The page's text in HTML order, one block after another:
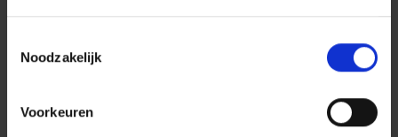
Noodzakelijk
Voorkeuren